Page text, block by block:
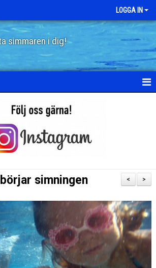
LOGGA IN
simmaren i dig!
SIMSKOLAN
>
<
simningen